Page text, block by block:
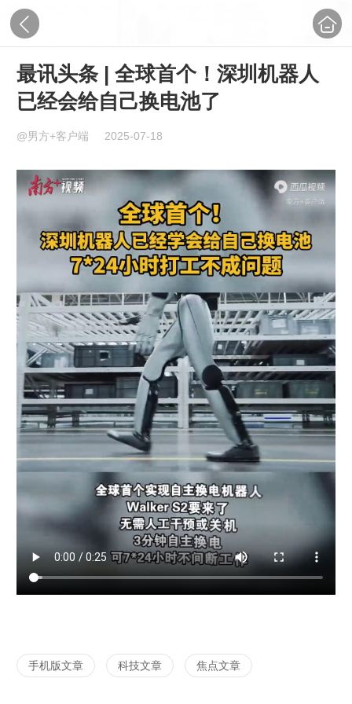
最讯头条 | 全球首个！深圳机器人
已经会给自己换电池了
@男方+客户端 2025-07-18
手机版文章 科技文章 焦点文章